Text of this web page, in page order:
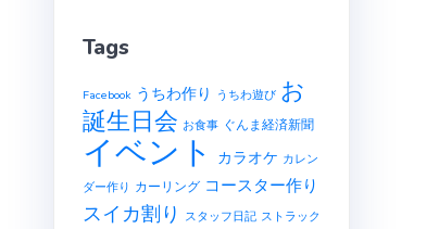
イ
Tags
Facebook うちわ作り うちわ遊び お
誕生日会 お食事 ぐんま経済新聞
イベント カラオケ カレン
ダー作り カーリング コースター作り
スイカ割り スタッフ日記 ストラック